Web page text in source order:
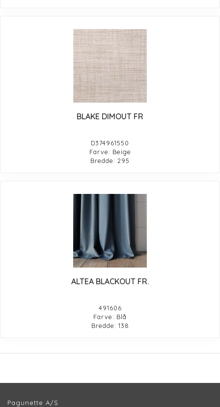
BLAKE DIMOUT FR
D374961550
Farve: Beige
Bredde: 295
ALTEA BLACKOUT FR.
491606
Farve: Blå
Bredde: 138
Pagunette A/S